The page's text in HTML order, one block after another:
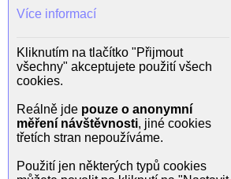
Více informací
Kliknutím na tlačítko "Přijmout
všechny" akceptujete použití všech
cookies.
Reálně jde pouze o anonymní
měření návštěvnosti, jiné cookies
třetích stran nepoužíváme.
Použití jen některých typů cookies